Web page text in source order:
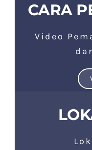
CARA
Video